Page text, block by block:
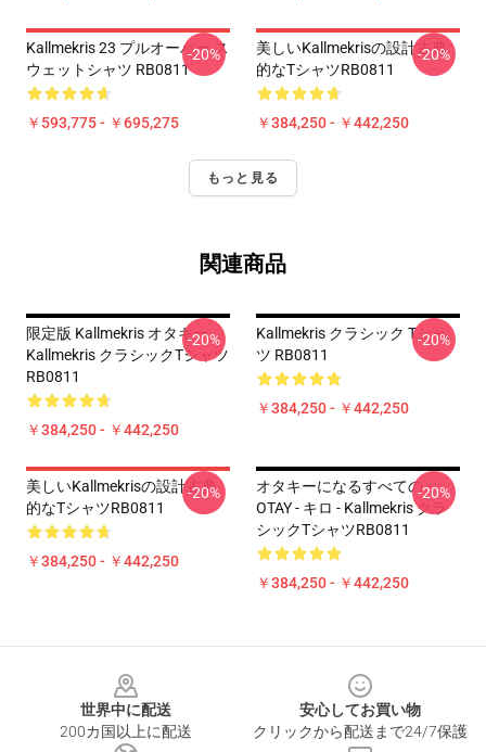
Kallmekris 23 プルオーバー ス
ウェットシャツ RB0811
￥593,775 - ￥695,275
-20%
美しいKallmekrisの設計古典
的なTシャツRB0811
￥384,250 - ￥442,250
-20%
もっと見る
関連商品
限定版 Kallmekris オタキー
Kallmekris クラシックTシャツ
RB0811
￥384,250 - ￥442,250
-20%
Kallmekris クラシック Tシャ
ツ RB0811
￥384,250 - ￥442,250
-20%
美しいKallmekrisの設計古典
的なTシャツRB0811
￥384,250 - ￥442,250
-20%
オタキーになるすべての -
OTAY - キロ - Kallmekris クラ
シックTシャツRB0811
￥384,250 - ￥442,250
-20%
世界中に配送
200カ国以上に配送
安心してお買い物
クリックから配送まで24/7保護